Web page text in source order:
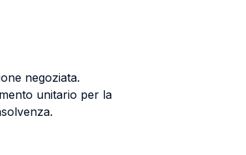
negoziata.
unitario per la